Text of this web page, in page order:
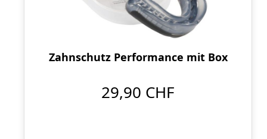
Zahnschutz Performance mit Box
29,90 CHF